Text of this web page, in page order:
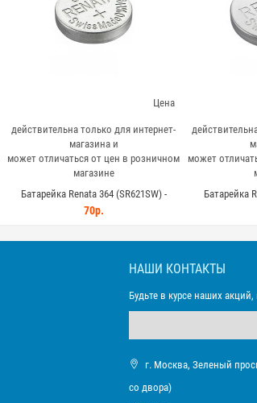
Цена
действительна только для интернет-
магазина и
может отличаться от цен в розничном
магазине
Батарейка Renata 364 (SR621SW) -
серебряно-цинковый элемент для
70р.
может
Батарейка
миниатюрный
НАШИ КОНТАКТЫ
Будьте в курсе наших
г. Москва, Зеленый
со двора)